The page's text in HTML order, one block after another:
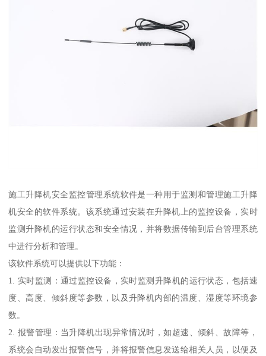
施工升降机安全监控管理系统软件是一种用于监测和管理施工升降
机安全的软件系统。该系统通过安装在升降机上的监控设备，实时
监测升降机的运行状态和安全情况，并将数据传输到后台管理系统
中进行分析和管理。
该软件系统可以提供以下功能：
1. 实时监测：通过监控设备，实时监测升降机的运行状态，包括速
度、高度、倾斜度等参数，以及升降机内部的温度、湿度等环境参
数。
2. 报警管理：当升降机出现异常情况时，如超速、倾斜、故障等，
系统会自动发出报警信号，并将报警信息发送给相关人员，以便及